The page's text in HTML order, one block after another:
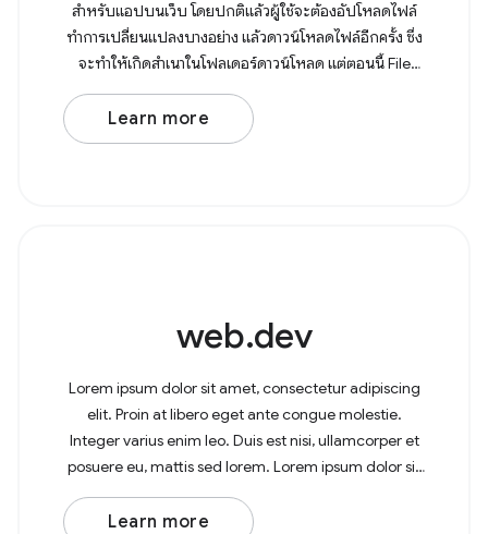
สำหรับแอปบนเว็บ โดยปกติแล้วผู้ใช้จะต้องอัปโหลดไฟล์
ทำการเปลี่ยนแปลงบางอย่าง แล้วดาวน์โหลดไฟล์อีกครั้ง ซึ่ง
จะทำให้เกิดสำเนาในโฟลเดอร์ดาวน์โหลด แต่ตอนนี้ File
System Access API
Learn more
web.dev
Lorem ipsum dolor sit amet, consectetur adipiscing
elit. Proin at libero eget ante congue molestie.
Integer varius enim leo. Duis est nisi, ullamcorper et
posuere eu, mattis sed lorem. Lorem ipsum dolor sit
amet, consectetur adipiscing elit. In at
Learn more